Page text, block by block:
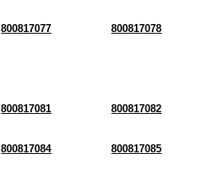
800817077 800817078
800817081 800817082
800817084 800817085